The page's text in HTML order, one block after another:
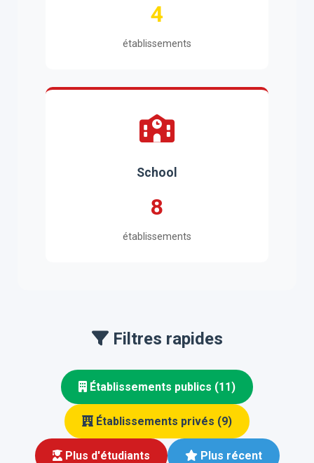
4
établissements
School
8
établissements
Filtres rapides
Établissements publics (11)
Établissements privés (9)
Plus d'étudiants Plus récent